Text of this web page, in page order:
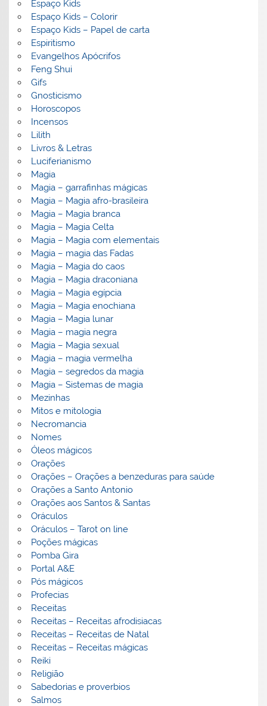
Espaço Kids
Espaço Kids – Colorir
Espaço Kids – Papel de carta
Espiritismo
Evangelhos Apócrifos
Feng Shui
Gifs
Gnosticismo
Horoscopos
Incensos
Lilith
Livros & Letras
Luciferianismo
Magia
Magia – garrafinhas mágicas
Magia – Magia afro-brasileira
Magia – Magia branca
Magia – Magia Celta
Magia – Magia com elementais
Magia – magia das Fadas
Magia – Magia do caos
Magia – Magia draconiana
Magia – Magia egípcia
Magia – Magia enochiana
Magia – Magia lunar
Magia – magia negra
Magia – Magia sexual
Magia – magia vermelha
Magia – segredos da magia
Magia – Sistemas de magia
Mezinhas
Mitos e mitologia
Necromancia
Nomes
Óleos mágicos
Orações
Orações – Orações a benzeduras para saúde
Orações a Santo Antonio
Orações aos Santos & Santas
Oráculos
Oráculos – Tarot on line
Poções mágicas
Pomba Gira
Portal A&E
Pós mágicos
Profecias
Receitas
Receitas – Receitas afrodisiacas
Receitas – Receitas de Natal
Receitas – Receitas mágicas
Reiki
Religião
Sabedorias e proverbios
Salmos